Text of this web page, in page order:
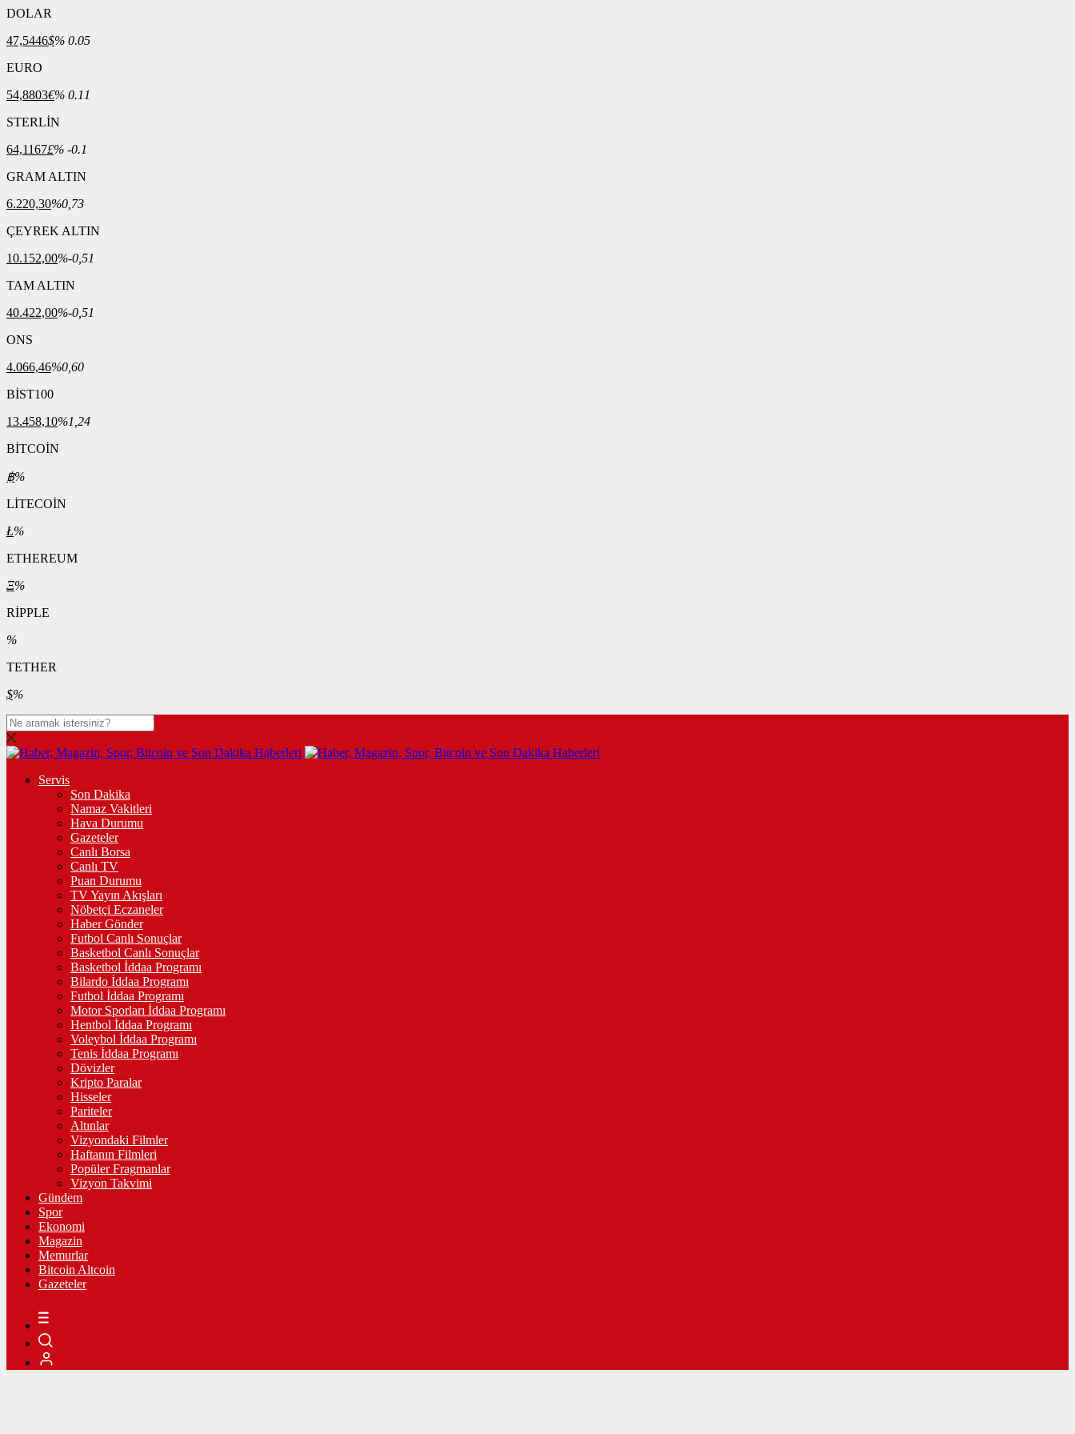
DOLAR
47,5446$% 0.05
EURO
54,8803€% 0.11
STERLİN
64,1167£% -0.1
GRAM ALTIN
6.220,30%0,73
ÇEYREK ALTIN
10.152,00%-0,51
TAM ALTIN
40.422,00%-0,51
ONS
4.066,46%0,60
BİST100
13.458,10%1,24
BİTCOİN
฿%
LİTECOİN
Ł%
ETHEREUM
Ξ%
RİPPLE
%
TETHER
$%
Servis
Son Dakika
Namaz Vakitleri
Hava Durumu
Gazeteler
Canlı Borsa
Canlı TV
Puan Durumu
TV Yayın Akışları
Nöbetçi Eczaneler
Haber Gönder
Futbol Canlı Sonuçlar
Basketbol Canlı Sonuçlar
Basketbol İddaa Programı
Bilardo İddaa Programı
Futbol İddaa Programı
Motor Sporları İddaa Programı
Hentbol İddaa Programı
Voleybol İddaa Programı
Tenis İddaa Programı
Dövizler
Kripto Paralar
Hisseler
Pariteler
Altınlar
Vizyondaki Filmler
Haftanın Filmleri
Popüler Fragmanlar
Vizyon Takvimi
Gündem
Spor
Ekonomi
Magazin
Memurlar
Bitcoin Altcoin
Gazeteler